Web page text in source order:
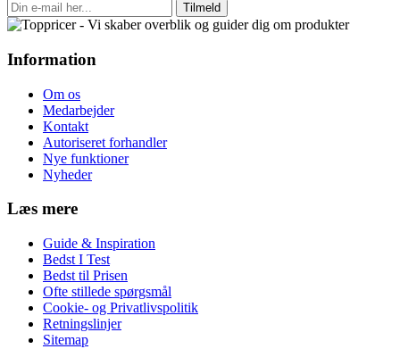
Tilmeld
Information
Om os
Medarbejder
Kontakt
Autoriseret forhandler
Nye funktioner
Nyheder
Læs mere
Guide & Inspiration
Bedst I Test
Bedst til Prisen
Ofte stillede spørgsmål
Cookie- og Privatlivspolitik
Retningslinjer
Sitemap